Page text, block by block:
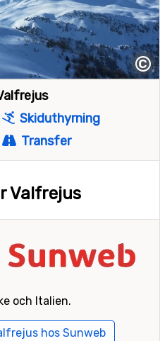
©
Skiduthyrning
Transfer
Valfrejus
och Italien.
hos Sunweb